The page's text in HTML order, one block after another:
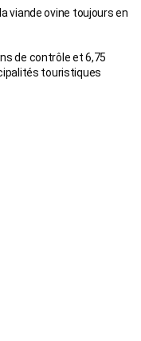
viande ovine toujours en
de contrôle et 6,75
touristiques